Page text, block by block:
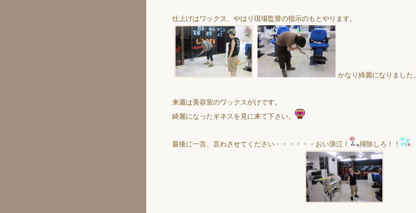
仕上げはワックス、やはり現場監督の指示のもとやります。
かなり綺麗になりました。
来週は美容室のワックスがけです。
綺麗になったギネスを見に来て下さい。
最後に一言、言わさせてください・・・・・・おい浪江！ 掃除しろ！！